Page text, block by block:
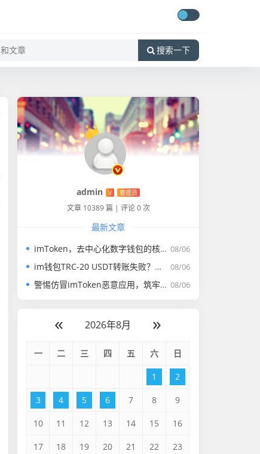
搜索一下
admin V 管理员
文章 10389 篇 | 评论 0 次
最新文章
08/06
imToken，去中心化数字钱包的核心概念与行业价值解析
08/06
im钱包TRC-20 USDT转账失败？全方位排查与解决指南
08/06
警惕仿冒imToken恶意应用，筑牢数字资产安全防线
« 2026年8月 »
一 二 三 四 五 六 日
1 2
3 4 5 6 7 8 9
10 11 12 13 14 15 16
17 18 19 20 21 22 23